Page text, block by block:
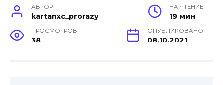
АВТОР
kartanxc_prorazy
НА ЧТЕНИЕ
19 мин
ПРОСМОТРОВ
38
ОПУБЛИКОВАНО
08.10.2021